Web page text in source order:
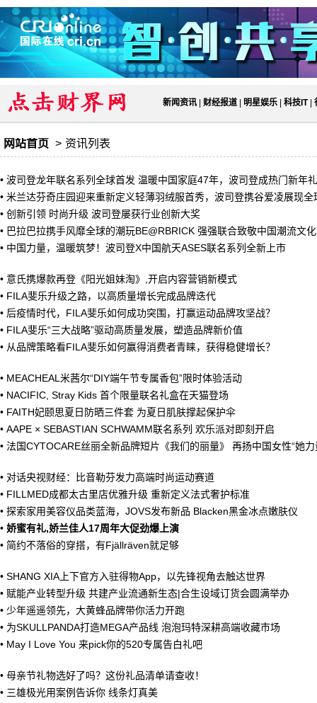
新闻资讯 财经报道 明星娱乐 科技IT|
网站首页 > 资讯列表
• 波司登龙年联名系列全球首发 温暖中国家庭47年，波司登成热门新年礼
• 米兰达芬奇庄园迎来重新定义轻薄羽绒服首秀，波司登携谷爱凌展现全
• 创新引领 时尚升级 波司登屡获行业创新大奖
• 巴拉巴拉携手风靡全球的潮玩BE@RBRICK 强强联合致敬中国潮流文化
• 中国力量，温暖筑梦！波司登X中国航天ASES联名系列全新上市
• 意氏携爆款再登《阳光姐妹淘》,开启内容营销新模式
• FILA斐乐升级之路，以高质量增长完成品牌迭代
• 后疫情时代，FILA斐乐如何成功突围，打赢运动品牌攻坚战？
• FILA斐乐“三大战略”驱动高质量发展，塑造品牌新价值
• 从品牌策略看FILA斐乐如何赢得消费者青睐，获得稳健增长？
• MEACHEAL米茜尔“DIY端午节专属香包”限时体验活动
• NACIFIC, Stray Kids 首个限量联名礼盒在天猫登场
• FAITH妃颐思夏日防晒三件套 为夏日肌肤撑起保护伞
• AAPE × SEBASTIAN SCHWAMM联名系列 欢乐派对即刻开启
• 法国CYTOCARE丝丽全新品牌短片《我们的丽量》 再扬中国女性“她力
• 对话央视财经：比音勒芬发力高端时尚运动赛道
• FILLMED成都太古里店优雅升级 重新定义法式奢护标准
• 探索家用美容仪品类蓝海，JOVS发布新品 Blacken黑金冰点嫩肤仪
• 娇蜜有礼,娇兰佳人17周年大促劲爆上演
• 简约不落俗的穿搭，有Fjällräven就足够
• SHANG XIA上下官方入驻得物App，以先锋视角去触达世界
• 赋能产业转型升级 共建产业流通新生态|合生设域订货会圆满举办
• 少年遥遥领先，大黄蜂品牌带你活力开跑
• 为SKULLPANDA打造MEGA产品线 泡泡玛特深耕高端收藏市场
• May I Love You 来pick你的520专属告白礼吧
• 母亲节礼物选好了吗？这份礼品清单请查收！
• 三雄极光用案例告诉你 线条灯真美